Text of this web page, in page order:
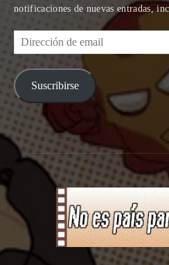
notificaciones de nuevas entradas,
Dirección
de
email
Suscribirse